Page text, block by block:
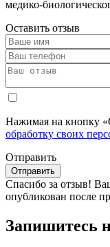
медико-
Оставить отзыв
Нажимая на кнопку
обработку своих
Отправить
Спасибо за отзыв!
опубликован после
Запишитесь